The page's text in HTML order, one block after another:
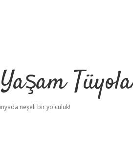
neşeli bir yolculuk!